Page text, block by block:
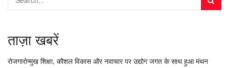
ताज़ा खबरें
रोजगारोन्मुख शिक्षा, कौशल विकास और नवाचार पर उद्योग जगत के साथ हुआ मंथन